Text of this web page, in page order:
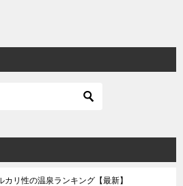
カリ性の温泉ランキング【最新】